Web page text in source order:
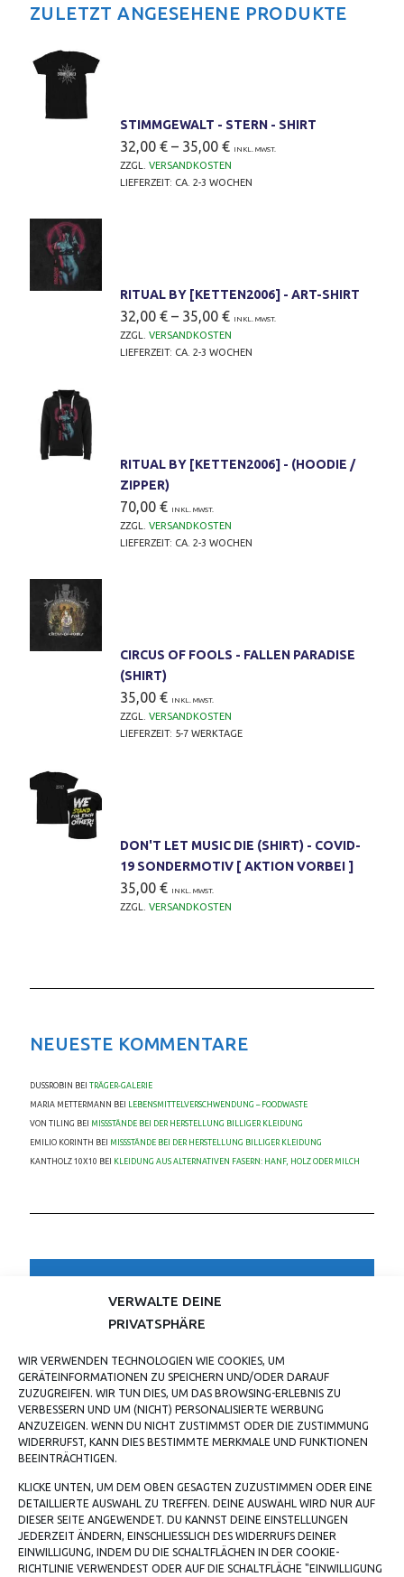
VERWALTE DEINE
PRIVATSPHÄRE
WIR VERWENDEN TECHNOLOGIEN WIE COOKIES, UM
GERÄTEINFORMATIONEN ZU SPEICHERN UND/ODER DARAUF
ZUZUGREIFEN. WIR TUN DIES, UM DAS BROWSING-ERLEBNIS ZU
VERBESSERN UND UM (NICHT) PERSONALISIERTE WERBUNG
ANZUZEIGEN. WENN DU NICHT ZUSTIMMST ODER DIE ZUSTIMMUNG
WIDERRUFST, KANN DIES BESTIMMTE MERKMALE UND FUNKTIONEN
BEEINTRÄCHTIGEN.
KLICKE UNTEN, UM DEM OBEN GESAGTEN ZUZUSTIMMEN ODER EINE
DETAILLIERTE AUSWAHL ZU TREFFEN. DEINE AUSWAHL WIRD NUR AUF
DIESER SEITE ANGEWENDET. DU KANNST DEINE EINSTELLUNGEN
JEDERZEIT ÄNDERN, EINSCHLIESSLICH DES WIDERRUFS DEINER E
INWILLIGUNG, INDEM DU DIE SCHALTFLÄCHEN IN DER COOKIE-R
ICHTLINIE VERWENDEST ODER AUF DIE SCHALTFLÄCHE "EINWILLIGUNG V
ZULETZT ANGESEHENE PRODUKTE
STIMMGEWALT - STERN - SHIRT
32,00 € – 35,00 € INKL. MWST.
ZZGL. VERSANDKOSTEN
LIEFERZEIT: CA. 2-3 WOCHEN
RITUAL BY [KETTEN2006] - ART-SHIRT
32,00 € – 35,00 € INKL. MWST.
ZZGL. VERSANDKOSTEN
LIEFERZEIT: CA. 2-3 WOCHEN
RITUAL BY [KETTEN2006] - (HOODIE /
ZIPPER)
70,00 € INKL. MWST.
ZZGL. VERSANDKOSTEN
LIEFERZEIT: CA. 2-3 WOCHEN
CIRCUS OF FOOLS - FALLEN PARADISE
(SHIRT)
35,00 € INKL. MWST.
ZZGL. VERSANDKOSTEN
LIEFERZEIT: 5-7 WERKTAGE
DON'T LET MUSIC DIE (SHIRT) - COVID-
19 SONDERMOTIV [ AKTION VORBEI ]
35,00 € INKL. MWST.
ZZGL. VERSANDKOSTEN
NEUESTE KOMMENTARE
DUSSROBIN BEI TRÄGER-GALERIE
MARIA METTERMANN BEI LEBENSMITTELVERSCHWENDUNG – FOODWASTE
VON TILING BEI MISSSTÄNDE BEI DER HERSTELLUNG BILLIGER KLEIDUNG
EMILIO KORINTH BEI MISSSTÄNDE BEI DER HERSTELLUNG BILLIGER KLEIDUNG
KANTHOLZ 10X10 BEI KLEIDUNG AUS ALTERNATIVEN FASERN: HANF, HOLZ ODER MILCH
TESTIMONIALS
WAS ANDERES ALS IMMER NUR DIESE BANDSHIRTS.